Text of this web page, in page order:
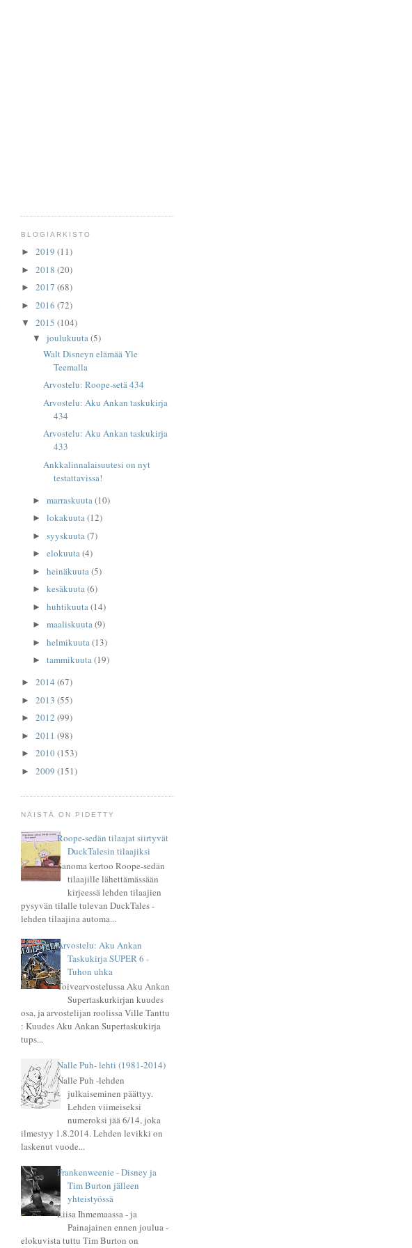
BLOGIARKISTO
► 2019 (11)
► 2018 (20)
► 2017 (68)
► 2016 (72)
▼ 2015 (104)
▼ joulukuuta(5)
Walt Disneyn elämää Yle
Teemalla
Arvostelu: Roope-setä 434
Arvostelu: Aku Ankan taskukirja
434
Arvostelu: Aku Ankan taskukirja
433
Ankkalinnalaisuutesi on nyt
testattavissa!
► marraskuuta (10)
► lokakuuta(12)
► syyskuuta (7)
► elokuuta(4)
► heinäkuuta (5)
► kesäkuuta(6)
► huhtikuuta (14)
► maaliskuuta(9)
► helmikuuta (13)
► tammikuuta(19)
► 2014 (67)
► 2013 (55)
► 2012 (99)
► 2011 (98)
► 2010(153)
► 2009 (151)
NÄISTÄ ON PIDETTY
Roope-sedän tilaajat siirtyvät
DuckTalesin tilaajiksi
Sanoma kertoo Roope-sedän
tilaajille lähettämässään
kirjeessä lehden tilaajien
pysyvän tilalle tulevan DuckTales -
lehden tilaajina automa...
Arvostelu: Aku Ankan
Taskukirja SUPER 6 -
Tuhon uhka
Toivearvostelussa Aku Ankan
Supertaskurkirjan kuudes
osa, ja arvostelijan roolissa Ville Tanttu
: Kuudes Aku Ankan Supertaskukirja
tups...
Nalle Puh- lehti (1981-2014)
Nalle Puh -lehden
julkaiseminen päättyy.
Lehden viimeiseksi
numeroksi jää 6/14, joka
ilmestyy 1.8.2014. Lehden levikki on
laskenut vuode...
Frankenweenie - Disney ja
Tim Burton jälleen
yhteistyössä
Liisa Ihmemaassa - ja
Painajainen ennen joulua -
elokuvista tuttu Tim Burton on